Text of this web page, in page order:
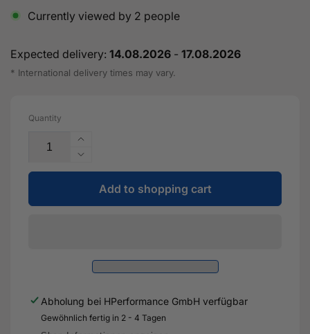
Currently viewed by 2 people
Expected delivery: 14.08.2026 - 17.08.2026
* International delivery times may vary.
Quantity
Increase
the
quantity
Turbosmart
50
External
Wastegate
Reduce
the
flow
rate
Pneumatic
Straight
50
6
Add to shopping cart
Abholung bei HPerformance GmbH verfügbar
Gewöhnlich fertig in 2 - 4 Tagen